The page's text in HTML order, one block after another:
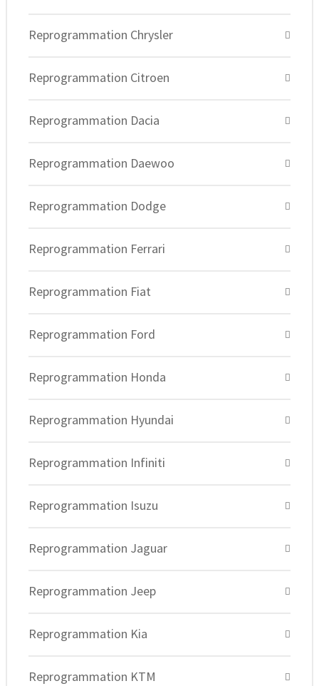
Reprogrammation Chrysler
Reprogrammation Citroen
Reprogrammation Dacia
Reprogrammation Daewoo
Reprogrammation Dodge
Reprogrammation Ferrari
Reprogrammation Fiat
Reprogrammation Ford
Reprogrammation Honda
Reprogrammation Hyundai
Reprogrammation Infiniti
Reprogrammation Isuzu
Reprogrammation Jaguar
Reprogrammation Jeep
Reprogrammation Kia
Reprogrammation KTM